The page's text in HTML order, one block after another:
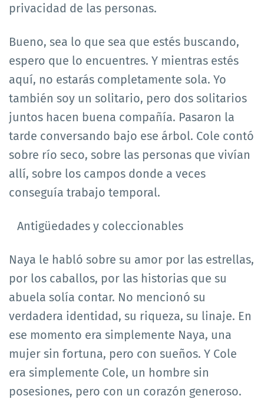
privacidad de las personas.
Bueno, sea lo que sea que estés buscando,
espero que lo encuentres. Y mientras estés
aquí, no estarás completamente sola. Yo
también soy un solitario, pero dos solitarios
juntos hacen buena compañía. Pasaron la
tarde conversando bajo ese árbol. Cole contó
sobre río seco, sobre las personas que vivían
allí, sobre los campos donde a veces
conseguía trabajo temporal.
Antigüedades y coleccionables
Naya le habló sobre su amor por las estrellas,
por los caballos, por las historias que su
abuela solía contar. No mencionó su
verdadera identidad, su riqueza, su linaje. En
ese momento era simplemente Naya, una
mujer sin fortuna, pero con sueños. Y Cole
era simplemente Cole, un hombre sin
posesiones, pero con un corazón generoso.